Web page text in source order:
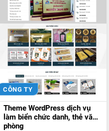
CÔNG TY
Theme WordPress dịch vụ
làm biển chức danh, thẻ văn
phòng